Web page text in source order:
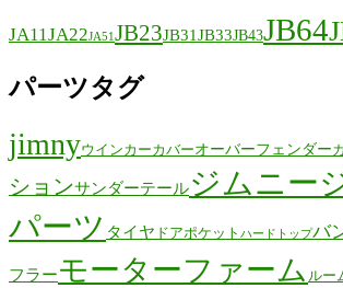
JA11JA22JA51 JB23JB31JB33JB43JB64
パーツタグ
jimnyウインカーカバーオーバーフェンダー
ションサンダーテールジムニー
パーツ タイヤ ドアポケット ハードトップバ
フラーモーターファーム ルー